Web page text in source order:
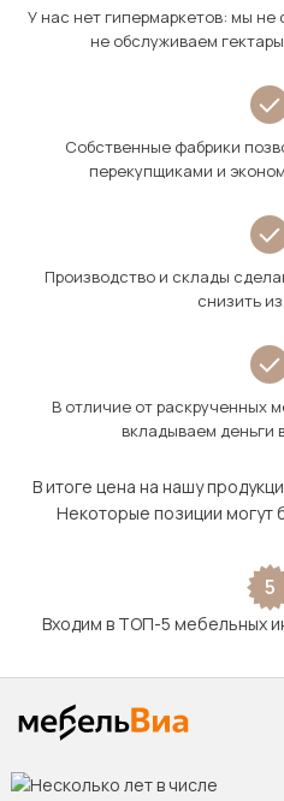
У нас нет гипермаркетов: мы
не обслуживаем
Собственные фабрики
перекупщиками и
Производство и склады
снизить
В отличие от раскрученных
вкладываем деньги
В итоге цена на нашу
Некоторые позиции могут
5
Входим в ТОП-5 мебельных